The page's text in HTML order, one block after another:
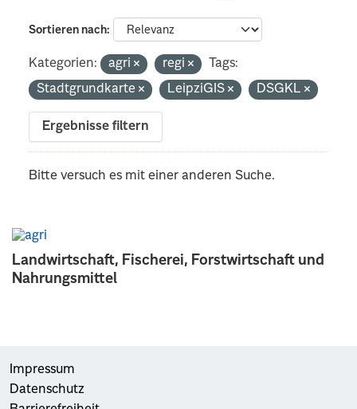
Landwirtschaft, Fischerei, Forstwirtschaft und
Nahrungsmittel
Sortieren nach
Kategorien: agri regi
Tags:
Stadtgrundkarte
LeipziGIS DSGKL
Ergebnisse filtern
Bitte versuch es mit einer anderen Suche.
Impressum
Datenschutz